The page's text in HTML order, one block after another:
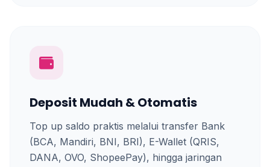
Deposit Mudah & Otomatis
Top up saldo praktis melalui transfer Bank
(BCA, Mandiri, BNI, BRI), E-Wallet (QRIS,
DANA, OVO, ShopeePay), hingga jaringan